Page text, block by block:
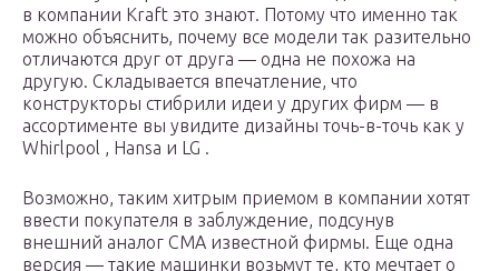
в компании Kraft это знают. Потому что именно так
можно объяснить, почему все модели так разительно
отличаются друг от друга — одна не похожа на
другую. Складывается впечатление, что
конструкторы стибрили идеи у других фирм — в
ассортименте вы увидите дизайны точь-в-точь как у
Whirlpool , Hansa и LG .
Возможно, таким хитрым приемом в компании хотят
ввести покупателя в заблуждение, подсунув
внешний аналог СМА известной фирмы. Еще одна
версия — такие машинки возьмут те, кто мечтает о